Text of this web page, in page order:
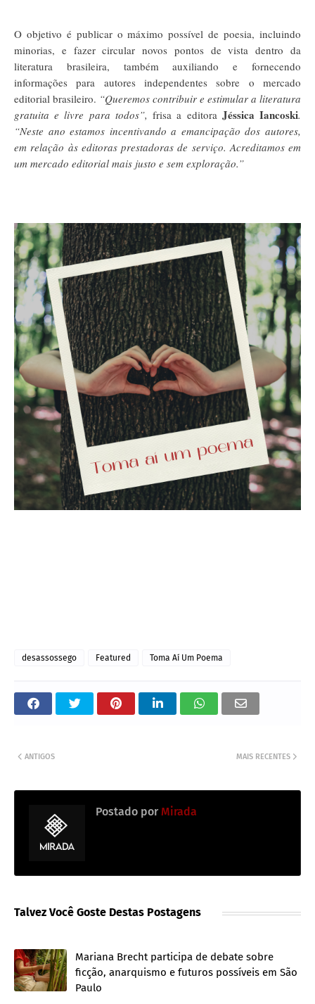
O objetivo é publicar o máximo possível de poesia, incluindo
minorias, e fazer circular novos pontos de vista dentro da
literatura brasileira, também auxiliando e fornecendo
informações para autores independentes sobre o mercado
editorial brasileiro. “Queremos contribuir e estimular a literatura
gratuita e livre para todos”,frisa a editoraJéssica Iancoski.
“Neste ano estamos incentivando a emancipação dos autores,
em relação às editoras prestadoras de serviço. Acreditamos em
um mercado editorial mais justo e sem exploração.”
desassossego Featured Toma Aí Um Poema
MAIS RECENTES
ANTIGOS
Postado por Mirada
Talvez Você Goste Destas Postagens
Mariana Brecht participa de debate sobre
ficção, anarquismo e futuros possíveis em São
Paulo